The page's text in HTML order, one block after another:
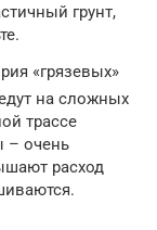
грунт,
«грязевых»
на сложных
трассе
– очень
расход